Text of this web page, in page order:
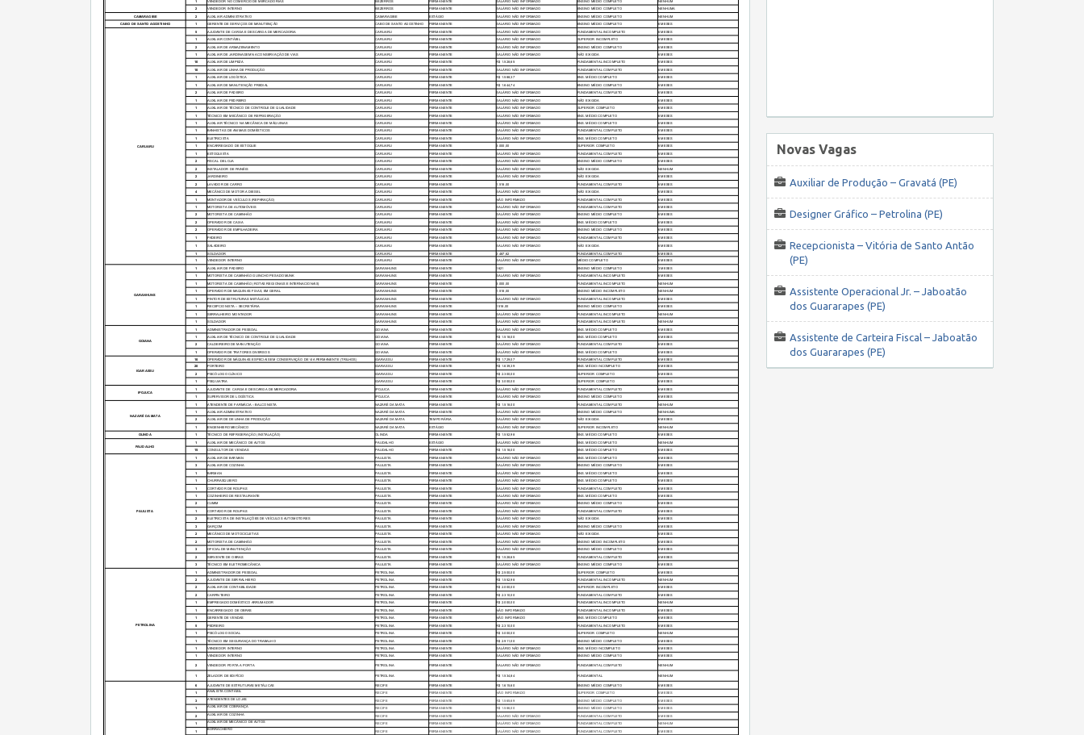
Novas Vagas
Auxiliar de Produção – Gravatá (PE)
Designer Gráfico – Petrolina (PE)
Recepcionista – Vitória de Santo Antão
(PE)
Assistente Operacional Jr. – Jaboatão
dos Guararapes (PE)
Assistente de Carteira Fiscal – Jaboatão
dos Guararapes (PE)